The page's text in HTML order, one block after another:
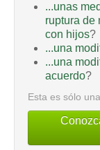
...unas
ruptura de
con hijos?
...una
...una
acuerdo?
Esta es sólo